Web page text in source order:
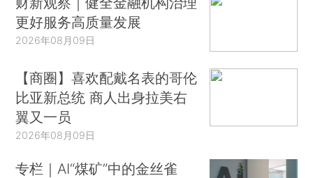
更好服务高质量发展
2026年08月09日
【商圈】喜欢配戴名表的哥伦
比亚新总统 商人出身拉美右
翼又一员
2026年08月09日
专栏｜AI“煤矿”中的金丝雀